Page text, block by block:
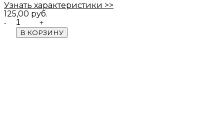
Узнать характеристики >>
125,00 руб.
Quantity
В КОРЗИНУ